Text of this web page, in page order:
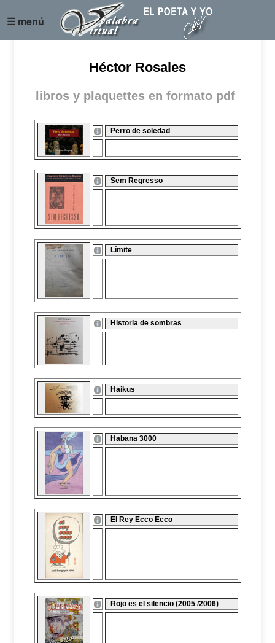
☰ menú
Héctor Rosales
libros y plaquettes en formato pdf
Perro de soledad
Sem Regresso
Límite
Historia de sombras
Haikus
Habana 3000
El Rey Ecco Ecco
Rojo es el silencio (2005 /2006)